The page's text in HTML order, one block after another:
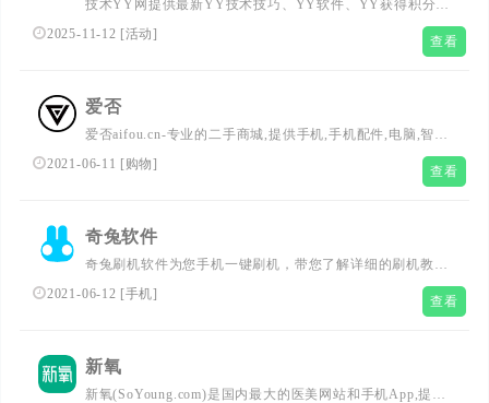
技术YY网提供最新YY技术技巧、YY软件、YY获得积分技
巧、YY吃会员成长值技巧、免费卡马甲卡VP、手机软件下
载、微信及YY活动等内容 努力打造为最全面的YY爱好者
2025-11-12 [活动] 查看
爱否
爱否aifou.cn-专业的二手商城,提供手机,手机配件,电脑,智能
硬件等数码商品的网购、回收、维修服务,为您提供愉悦的
2021-06-11 [购物] 查看
奇兔软件
奇兔刷机软件为您手机一键刷机，带您了解详细的刷机教
程，刷机是什么意思，怎么刷机与一键刷机服务，手机
ROOT权限获取及ROOT有什么好处，快来使用奇兔刷机，
2021-06-12 [手机] 查看
新氧
新氧(SoYoung.com)是国内最大的医美网站和手机App,提供